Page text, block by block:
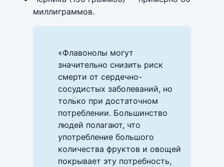
миллиграммов.
«Флавонолы могут
значительно снизить риск
смерти от сердечно-
сосудистых заболеваний, но
только при достаточном
потреблении. Большинство
людей полагают, что
употребление большого
количества фруктов и овощей
покрывает эту потребность,